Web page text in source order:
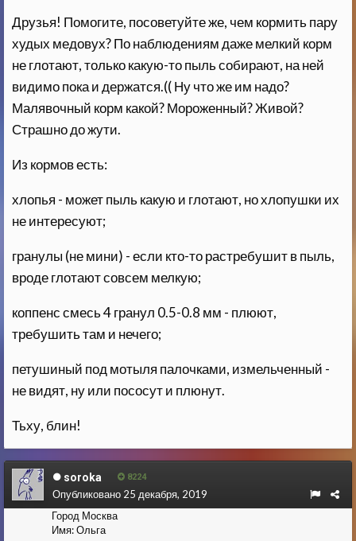
Друзья! Помогите, посоветуйте же, чем кормить пару
худых медовух? По наблюдениям даже мелкий корм
не глотают, только какую-то пыль собирают, на ней
видимо пока и держатся.(( Ну что же им надо?
Малявочный корм какой? Мороженный? Живой?
Страшно до жути.
Из кормов есть:
хлопья - может пыль какую и глотают, но хлопушки их
не интересуют;
гранулы (не мини) - если кто-то растребушит в пыль,
вроде глотают совсем мелкую;
коппенс смесь 4 гранул 0.5-0.8 мм - плюют,
требушить там и нечего;
петушиный под мотыля палочками, измельченный -
не видят, ну или пососут и плюнут.
Тьху, блин!
soroka 8224
Город Москва
Имя:Ольга
Опубликовано 25 декабря, 2019